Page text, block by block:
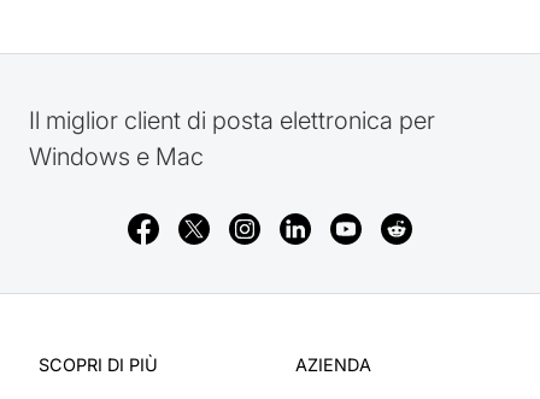
Il miglior client di posta elettronica per
Windows e Mac
SCOPRI DI PIÙ AZIENDA